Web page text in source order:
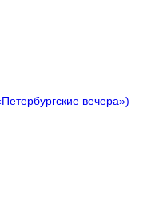
вечера»)